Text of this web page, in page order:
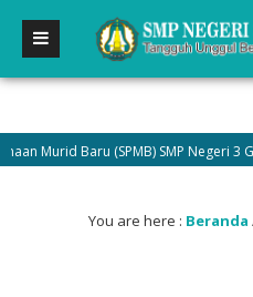
(SPMB) SMP Negeri 3 Gamping di
You are here : Beranda